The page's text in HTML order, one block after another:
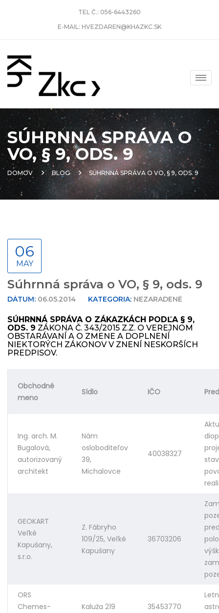
TEL Č.: 056-6443260
E-MAIL: HVEZDAREN@KHAZKC.SK
SÚHRNNÁ SPRÁVA O
VO, § 9, ODS. 9
DOMOV BLOG SÚHRNNÁ SPRÁVA O VO, § 9, ODS. 9
06
MAY
Súhrnná správa o VO, § 9, ods. 9
DÁTUM: 06.05.2014 KATEGÓRIA: NEZARADENÉ
SÚHRNNÁ SPRÁVA O ZÁKAZKÁCH PODĽA § 9,
ODS. 9 ZÁKONA Č. 343/2015 Z.Z. O VEREJNOM
OBSTARÁVANÍ A O ZMENE A DOPLNENÍ
NIEKTORÝCH ZÁKONOV V ZNENÍ NESKORŠÍCH
PREDPISOV.
Obchodné
meno
Sídlo IČO
Ing. arch. M.
Bugalová,
autorizovaný
architekt
Nám
osloboditeľov
39,
Michalovce
40038327
GEOKART
Veľké
Kapušany,
s.r.o.
Z. Fábryho
109/25, Veľké
Kapušany
36703206
ORS
Chemes-
Kaluža 219 35453770